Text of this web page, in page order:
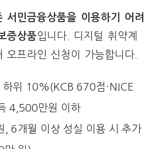
서민금융상품을 이용하기 어려
증상품입니다. 디지털 취약계
오프라인 신청이 가능합니다.
하위 10%(KCB 670점·NICE
4,500만원 이하
, 6개월 이상 성실 이용 시 추가